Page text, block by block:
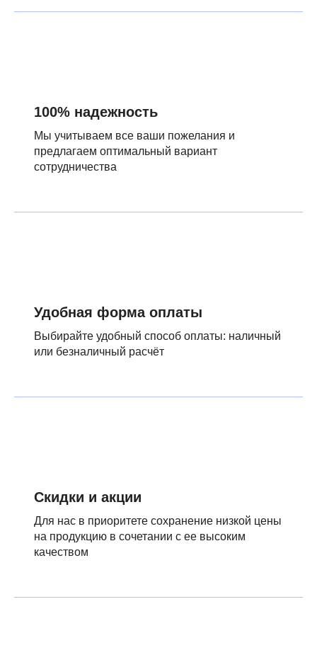
100% надежность
Мы учитываем все ваши пожелания и
предлагаем оптимальный вариант
сотрудничества
Удобная форма оплаты
Выбирайте удобный способ оплаты: наличный
или безналичный расчёт
Скидки и акции
Для нас в приоритете сохранение низкой цены
на продукцию в сочетании с ее высоким
качеством